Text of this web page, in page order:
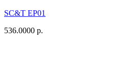
SC&T EP01
536.0000 р.